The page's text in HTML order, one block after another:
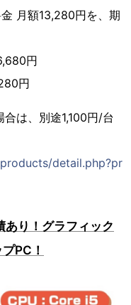
月額13,280円を、期
円
円
は、別途1,100円/台
detail.php?pr
あり！グラフィック
PC！